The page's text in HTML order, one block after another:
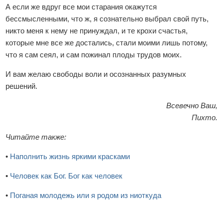
А если же вдруг все мои старания окажутся
бессмысленными, что ж, я сознательно выбрал свой путь,
никто меня к нему не принуждал, и те крохи счастья,
которые мне все же достались, стали моими лишь потому,
что я сам сеял, и сам пожинал плоды трудов моих.
И вам желаю свободы воли и осознанных разумных
решений.
Всевечно Ваш,
Пихто.
Читайте также:
• Наполнить жизнь яркими красками
• Человек как Бог. Бог как человек
• Поганая молодежь или я родом из ниоткуда